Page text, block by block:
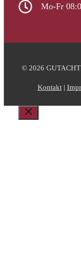
Mo-Fr
© 2026
Kontakt|
Schließen